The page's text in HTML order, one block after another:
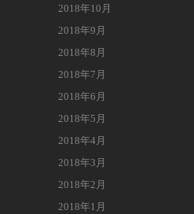
2018年10月
2018年9月
2018年8月
2018年7月
2018年6月
2018年5月
2018年4月
2018年3月
2018年2月
2018年1月